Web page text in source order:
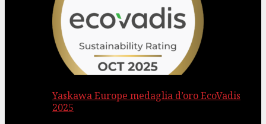
Yaskawa Europe medaglia d’oro EcoVadis
2025